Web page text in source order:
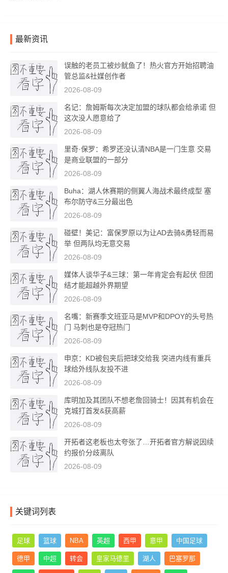
最新资讯
误触的老员工被炒鱿鱼了！热火官方开始招聘油
管总监&社媒创作者
2026-08-09
名记：詹姆斯每次决定加盟的球队都会给承诺 但
这次没人愿意给了
2026-08-09
里奇·保罗：希罗还没认清NBA是一门生意 交易
是商业联盟的一部分
2026-08-09
Buha：湖人休赛期的侧翼人海战术最终成型 塞
布尔防守&三分最出色
2026-08-09
碰壁！美记：富保罗原以为让AD去骑&勇轻而易
举 但两队均无意交易
2026-08-09
媒体人谈华子&三球：第一年肯定会有起伏 但团
结才能超越外界期望
2026-08-09
名嘴：新赛季文班亚马是MVP和DPOY的头号热
门 马刺也是夺冠热门
2026-08-09
申京：KD被包夹后把球交给我 突进内线有重兵
球给外线队友投不进
2026-08-09
库明加及其团队不想老詹回骑士！因其有机会在
克城打首发&获高薪
2026-08-09
开拓者这老板也太夸张了…开拓者官方解说因续
约报价分歧离队
2026-08-09
关键词列表
足球 篮球 NBA 英超 西甲 意甲 中国足球
德甲 中超 转会 皇家马德里 湖人 巴塞罗那